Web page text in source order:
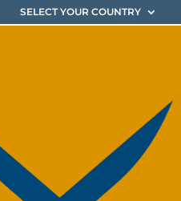
SELECT YOUR COUNTRY